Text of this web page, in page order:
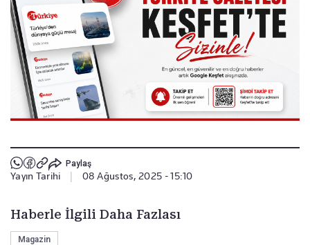
Paylaş
Yayın Tarihi 08 Ağustos, 2025 - 15:10
Haberle İlgili Daha Fazlası
Magazin